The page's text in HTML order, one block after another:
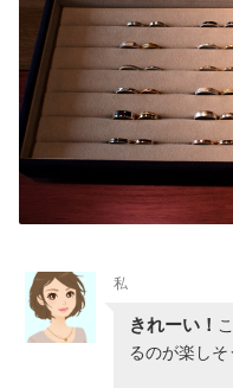
私
きれーい！
るのが楽しそ